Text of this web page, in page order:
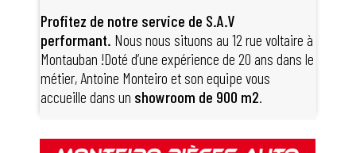
Profitez de notre service de S.A.V
performant. Nous nous situons au 12 rue voltaire à
Montauban !Doté d’une expérience de 20 ans dans le
métier, Antoine Monteiro et son equipe vous
accueille dans un showroom de 900 m2.